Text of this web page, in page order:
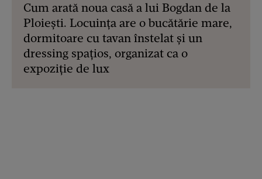
Cum arată noua casă a lui Bogdan de la
Ploiești. Locuința are o bucătărie mare,
dormitoare cu tavan înstelat și un
dressing spațios, organizat ca o
expoziție de lux